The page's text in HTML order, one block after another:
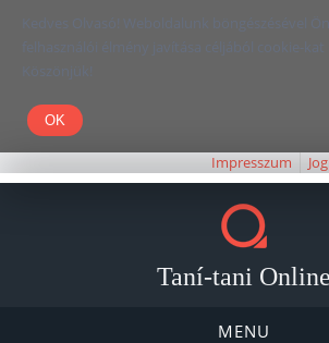
Kedves Olvasó! Weboldalunk böngészésével
felhasználói élmény javítása céljából cookie-kat
Köszönjük!
Impresszum
Taní-tani Online
MENU